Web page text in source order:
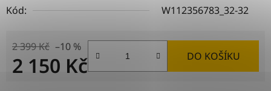
Kód:
W112356783_32-32
2 399 Kč –10 %
2 150 Kč DO KOŠÍKU